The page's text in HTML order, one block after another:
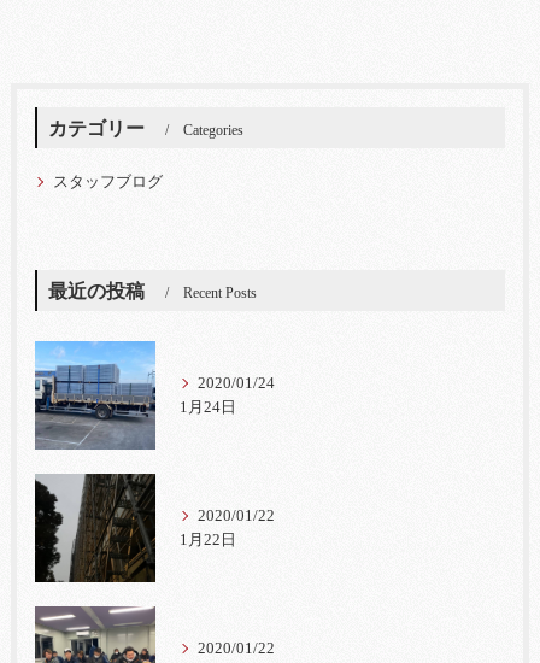
カテゴリー Categories
スタッフブログ
最近の投稿 Recent Posts
2020/01/24
1月24日
2020/01/22
1月22日
2020/01/22